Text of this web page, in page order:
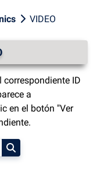
VIDEO
correspondiente ID
a
en el botón "Ver